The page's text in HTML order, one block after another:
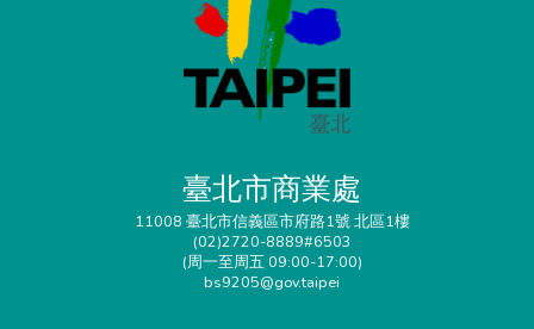
臺北市商業處
11008 臺北市信義區市府路1號 北區1樓
(02)2720-8889#6503
(周一至周五 09:00-17:00)
bs9205@gov.taipei